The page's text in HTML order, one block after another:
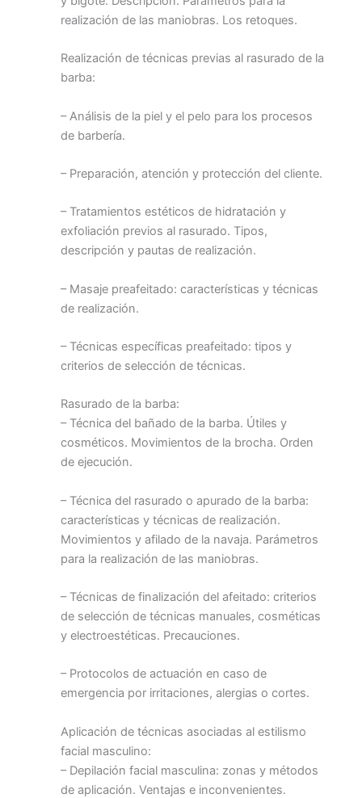
realización de las maniobras. Los retoques.
Realización de técnicas previas al rasurado de la
barba:
– Análisis de la piel y el pelo para los procesos
de barbería.
– Preparación, atención y protección del cliente.
– Tratamientos estéticos de hidratación y
exfoliación previos al rasurado. Tipos,
descripción y pautas de realización.
– Masaje preafeitado: características y técnicas
de realización.
– Técnicas específicas preafeitado: tipos y
criterios de selección de técnicas.
Rasurado de la barba:
– Técnica del bañado de la barba. Útiles y
cosméticos. Movimientos de la brocha. Orden
de ejecución.
– Técnica del rasurado o apurado de la barba:
características y técnicas de realización.
Movimientos y afilado de la navaja. Parámetros
para la realización de las maniobras.
– Técnicas de finalización del afeitado: criterios
de selección de técnicas manuales, cosméticas
y electroestéticas. Precauciones.
– Protocolos de actuación en caso de
emergencia por irritaciones, alergias o cortes.
Aplicación de técnicas asociadas al estilismo
facial masculino:
– Depilación facial masculina: zonas y métodos
de aplicación. Ventajas e inconvenientes.